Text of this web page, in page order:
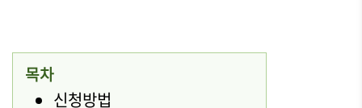
목차
신청방법